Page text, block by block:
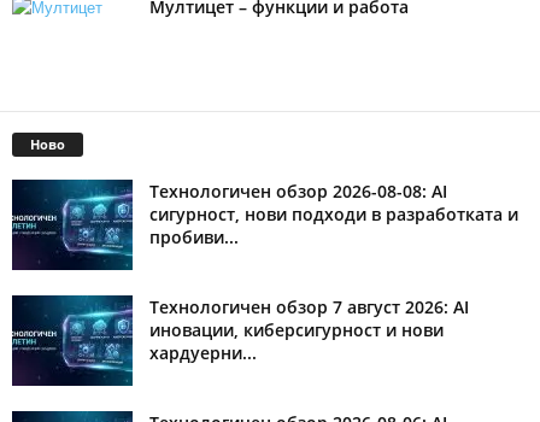
Мултицет – функции и работа
Ново
Технологичен обзор 2026-08-08: AI
сигурност, нови подходи в разработката и
пробиви...
Технологичен обзор 7 август 2026: AI
иновации, киберсигурност и нови
хардуерни...